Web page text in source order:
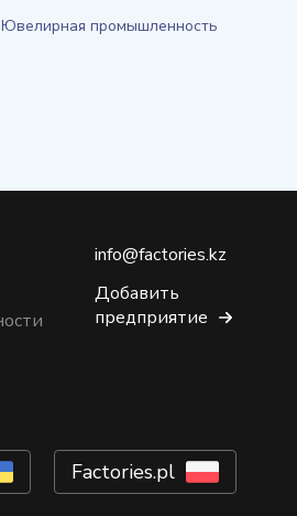
Ювелирная промышленность
info@factories.kz
Добавить
предприятие
Factories.pl